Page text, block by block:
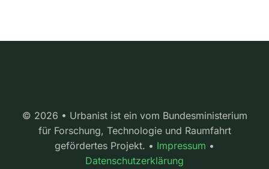
© 2026 • Urbanist ist ein vom Bundesministerium
für Forschung, Technologie und Raumfahrt
gefördertes Projekt. • Impressum •
Datenschutzerklärung